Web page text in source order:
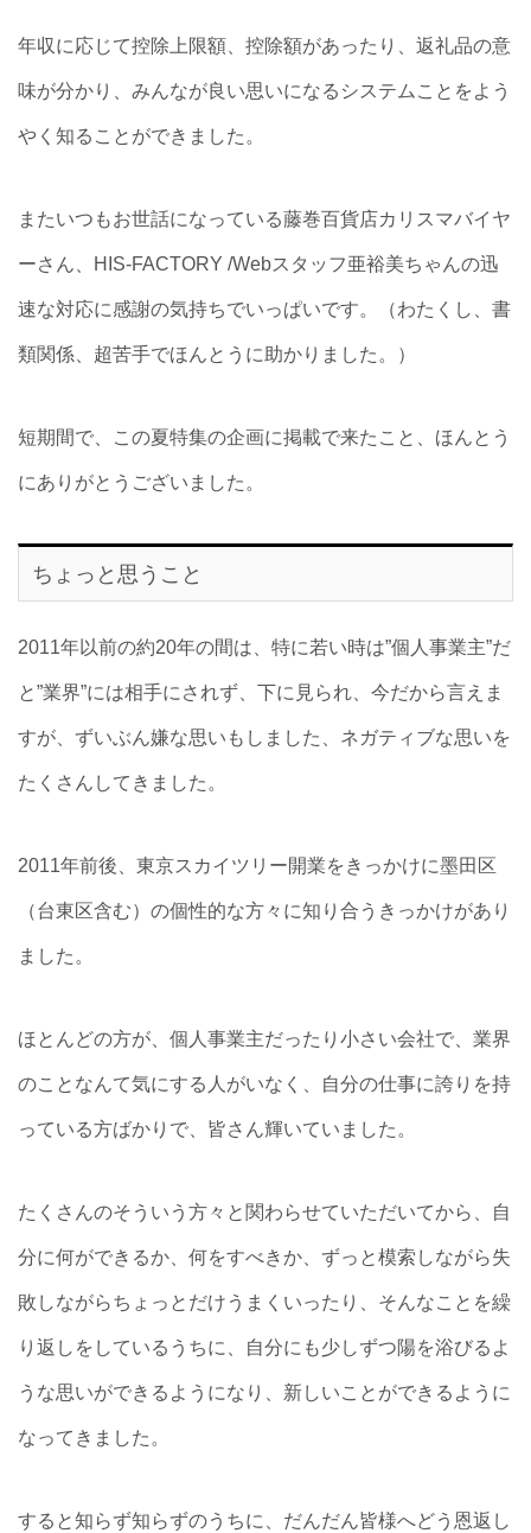
年収に応じて控除上限額、控除額があったり、返礼品の意
味が分かり、みんなが良い思いになるシステムことをよう
やく知ることができました。
またいつもお世話になっている藤巻百貨店カリスマバイヤ
ーさん、HIS-FACTORY /Webスタッフ亜裕美ちゃんの迅
速な対応に感謝の気持ちでいっぱいです。（わたくし、書
類関係、超苦手でほんとうに助かりました。）
短期間で、この夏特集の企画に掲載で来たこと、ほんとう
にありがとうございました。
ちょっと思うこと
2011年以前の約20年の間は、特に若い時は”個人事業主”だ
と”業界”には相手にされず、下に見られ、今だから言えま
すが、ずいぶん嫌な思いもしました、ネガティブな思いを
たくさんしてきました。
2011年前後、東京スカイツリー開業をきっかけに墨田区
（台東区含む）の個性的な方々に知り合うきっかけがあり
ました。
ほとんどの方が、個人事業主だったり小さい会社で、業界
のことなんて気にする人がいなく、自分の仕事に誇りを持
っている方ばかりで、皆さん輝いていました。
たくさんのそういう方々と関わらせていただいてから、自
分に何ができるか、何をすべきか、ずっと模索しながら失
敗しながらちょっとだけうまくいったり、そんなことを繰
り返しをしているうちに、自分にも少しずつ陽を浴びるよ
うな思いができるようになり、新しいことができるように
なってきました。
すると知らず知らずのうちに、だんだん皆様へどう恩返し